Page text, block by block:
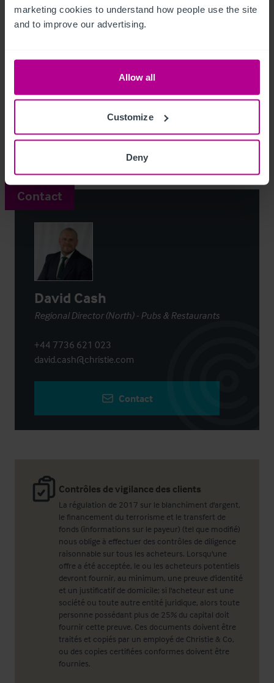
marketing cookies to understand how people use the site
and to improve our advertising.
Allow all
Customize
Deny
Please download our full sales brochure by clicking to the
Pub & Restaurant with Rooms
Partager par email
Contrôles de vigilance des clients
La régulation de 2017 sur le blanchiment d'argent,
le financement du terrorisme et le transfert de
fonds (informations sur le payeur) (tel que modifié)
nous oblige à effectuer des contrôles de diligence
raisonnable sur tous les acheteurs. Lorsqu'une
offre a été acceptée, le ou les acheteurs potentiels
devront fournir, au minimum, une preuve d'identité
et un justificatif de domicile; si l'acheteur est une
société ou toute autre entité juridique, alors toute
personne possédant plus de 25% du capital doit
fournir cette preuve. Ces documents doivent être
traités et copiés par un employé de Christie & Co,
ou des copies certifiées conformes doivent être
fournies.
Contact
David Cash
Regional Director (North) - Pubs & Restaurants
+44 7736 621 023
david.cash@christie.com
Contact